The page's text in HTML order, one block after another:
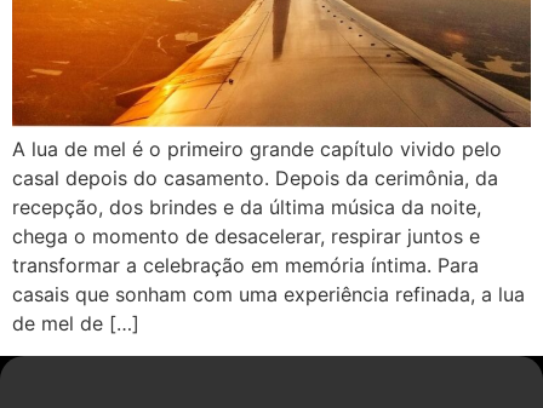
A lua de mel é o primeiro grande capítulo vivido pelo
casal depois do casamento. Depois da cerimônia, da
recepção, dos brindes e da última música da noite,
chega o momento de desacelerar, respirar juntos e
transformar a celebração em memória íntima. Para
casais que sonham com uma experiência refinada, a lua
de mel de […]